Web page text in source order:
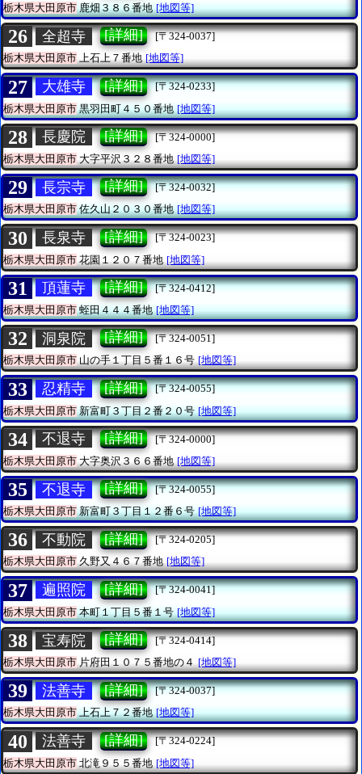
栃木県大田原市鹿畑３８６番地 [地図等]
26 全超寺 [詳細]
[〒324-0037]
栃木県大田原市上石上７番地 [地図等]
27 大雄寺 [詳細]
[〒324-0233]
栃木県大田原市黒羽田町４５０番地 [地図等]
28 長慶院 [詳細]
[〒324-0000]
栃木県大田原市 大字平沢３２８番地 [地図等]
29 長宗寺 [詳細]
[〒324-0032]
栃木県大田原市佐久山２０３０番地 [地図等]
30 長泉寺 [詳細]
[〒324-0023]
栃木県大田原市 花園１２０７番地 [地図等]
31 頂蓮寺 [詳細]
[〒324-0412]
栃木県大田原市蛭田４４４番地 [地図等]
32 洞泉院 [詳細]
[〒324-0051]
栃木県大田原市山の手１丁目５番１６号 [地図等]
33 忍精寺 [詳細]
[〒324-0055]
栃木県大田原市新富町３丁目２番２０号 [地図等]
34 不退寺 [詳細]
[〒324-0000]
栃木県大田原市 大字奥沢３６６番地 [地図等]
35 不退寺 [詳細]
[〒324-0055]
栃木県大田原市新富町３丁目１２番６号 [地図等]
36 不動院 [詳細]
[〒324-0205]
栃木県大田原市久野又４６７番地 [地図等]
37 遍照院 [詳細]
[〒324-0041]
栃木県大田原市本町１丁目５番１号 [地図等]
38 宝寿院 [詳細]
[〒324-0414]
栃木県大田原市片府田１０７５番地の４ [地図等]
39 法善寺 [詳細]
[〒324-0037]
栃木県大田原市上石上７２番地 [地図等]
40 法善寺 [詳細]
[〒324-0224]
栃木県大田原市 北滝９５５番地 [地図等]